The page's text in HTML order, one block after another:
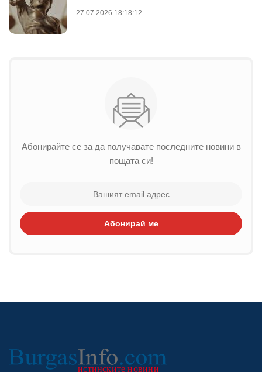
27.07.2026 18:18:12
Абонирайте се за да получавате последните новини в
пощата си!
Абонирай ме